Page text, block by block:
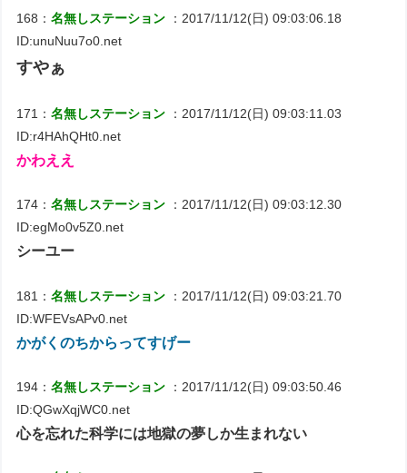
168：名無しステーション
：2017/11/12(日) 09:03:06.18
ID:unuNuu7o0.net
すやぁ
171：名無しステーション
：2017/11/12(日) 09:03:11.03
ID:r4HAhQHt0.net
かわええ
174：名無しステーション
：2017/11/12(日) 09:03:12.30
ID:egMo0v5Z0.net
シーユー
181：名無しステーション
：2017/11/12(日) 09:03:21.70
ID:WFEVsAPv0.net
かがくのちからってすげー
194：名無しステーション
：2017/11/12(日) 09:03:50.46
ID:QGwXqjWC0.net
心を忘れた科学には地獄の夢しか生まれない